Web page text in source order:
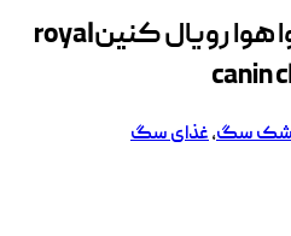
رویال کنینroyal
canin
سگ,غذای سگ